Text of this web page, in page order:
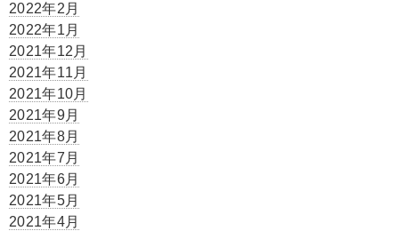
2022年2月
2022年1月
2021年12月
2021年11月
2021年10月
2021年9月
2021年8月
2021年7月
2021年6月
2021年5月
2021年4月